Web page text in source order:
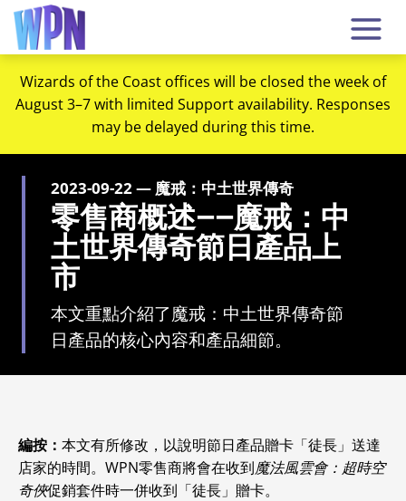
Wizards of the Coast offices will be closed the week of
August 3–7 with limited Support availability. Responses
may be delayed during this time.
2023-09-22 — 魔戒：中土世界傳奇
零售商概述——魔戒：中
土世界傳奇節日產品上
市
本文重點介紹了魔戒：中土世界傳奇節
日產品的核心內容和產品細節。
編按： 本文有所修改，以說明節日產品贈卡「徒長」送達
店家的時間。WPN零售商將會在收到魔法風雲會：超時空
奇俠促銷套件時一併收到「徒長」贈卡。